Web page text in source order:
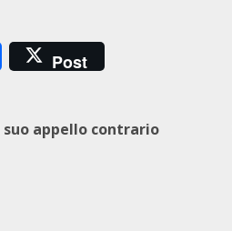
Post
appello contrario